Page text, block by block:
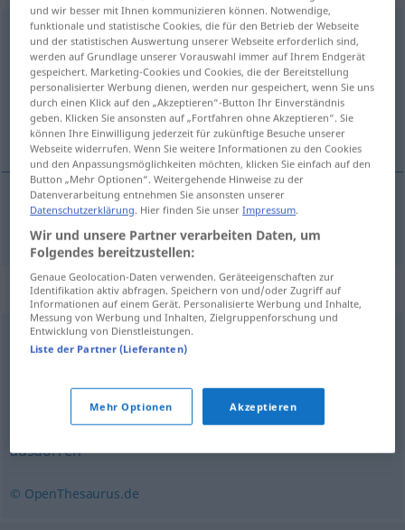
vertrocknenv/i <ohnege;s.>
Übersicht aller Übersetzungen
(Für mehr Details die Übersetzung anklicken/antippen)
secarse
vertrocknen
Synonyme für "vertrocknen"
verdorren,eingehen (Pflanzen) (Hauptform)
ausdörren,verdorren,dehydrieren,austrocknen
ausdorren
© OpenThesaurus.de
und wir besser mit Ihnen kommunizieren können. Notwendige,
funktionale und statistische Cookies, die für den Betrieb der Webseite
und der statistischen Auswertung unserer Webseite erforderlich sind,
werden auf Grundlage unserer Vorauswahl immer auf Ihrem Endgerät
gespeichert. Marketing-Cookies und Cookies, die der Bereitstellung
personalisierter Werbung dienen, werden nur gespeichert, wenn Sie uns
durch einen Klick auf den „Akzeptieren“-Button Ihr Einverständnis
geben. Klicken Sie ansonsten auf „Fortfahren ohne Akzeptieren“. Sie
können Ihre Einwilligung jederzeit für zukünftige Besuche unserer
Webseite widerrufen. Wenn Sie weitere Informationen zu den Cookies
und den Anpassungsmöglichkeiten möchten, klicken Sie einfach auf den
Button „Mehr Optionen“. Weitergehende Hinweise zu der
Datenverarbeitung entnehmen Sie ansonsten unserer
Datenschutzerklärung. Hier finden Sie unserImpressum.
Wir und unsere Partner verarbeiten Daten, um
Folgendes bereitzustellen:
Genaue Geolocation-Daten verwenden. Geräteeigenschaften zur
Identifikation aktiv abfragen. Speichern von und/oder Zugriff auf
Informationen auf einem Gerät. Personalisierte Werbung und Inhalte,
Messung von Werbung und Inhalten, Zielgruppenforschung und
Entwicklung von Dienstleistungen.
Liste der Partner (Lieferanten)
Mehr Optionen Akzeptieren